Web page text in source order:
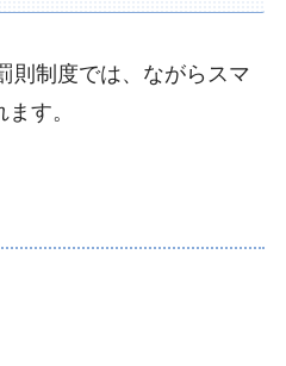
則制度では、ながらスマ
す。